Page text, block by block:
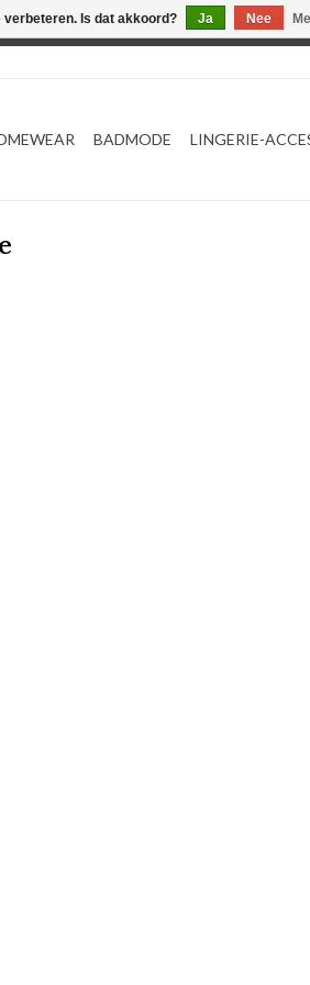
BADMODE LINGERIE-
verbeteren. Is dat akkoord? Ja Nee
werkt met EU maten. .